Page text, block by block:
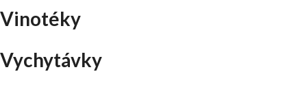
Vinotéky
Vychytávky